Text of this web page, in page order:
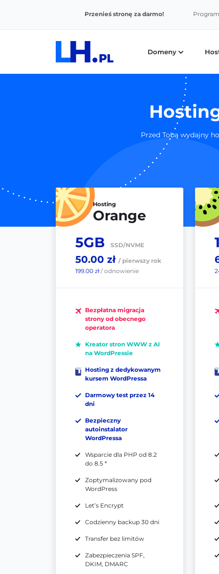
Przenieś stronę za darmo!
Domeny
Przed Tobą wydajny
Hosting
Orange
5GB
SSD/NVME
50.00 zł / pierwszy rok
199.00 zł/ odnowienie
Bezpłatna migracja
strony od obecnego
operatora
Kreator stron WWW z AI
na WordPressie
Hosting z dedykowanym
kursem WordPressa
Darmowy test przez 14
dni
Bezpieczny
autoinstalator
WordPressa
Wsparcie dla PHP od 8.2
do 8.5 *
Zoptymalizowany pod
WordPress
Let’s Encrypt
Codzienny backup 30 dni
Transfer bez limitów
Zabezpieczenia SPF,
DKIM, DMARC